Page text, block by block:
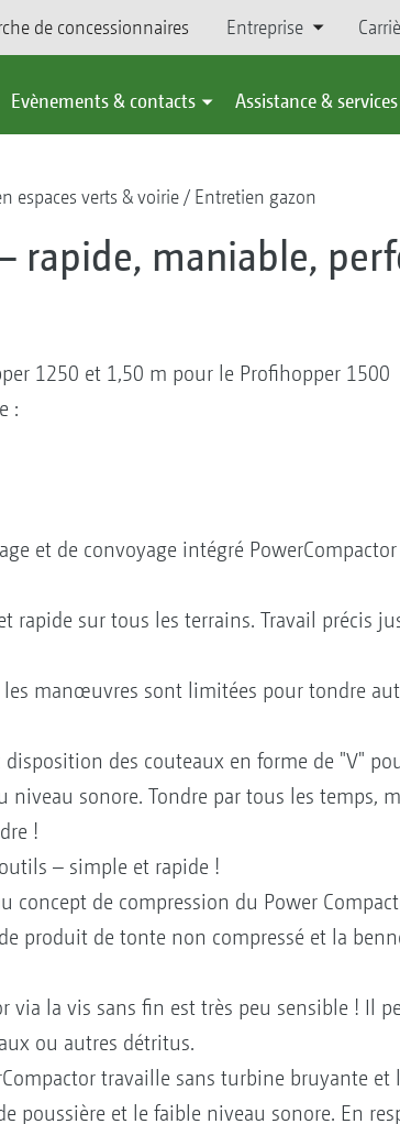
de concessionnaires Entreprise
Evènements & contacts Assistance & services
espaces verts & voirie Entretien gazon
rapide, maniable,
1250 et 1,50 m pour le Profihopper 1500
:
et de convoyage intégré
sur tous les terrains. Travail précis
les manœuvres sont limitées pour tondre
disposition des couteaux en forme de "V"
sonore. Tondre par tous les temps,
!
– simple et rapide !
concept de compression du Power
produit de tonte non compressé et la
via la vis sans fin est très peu sensible ! Il
ou autres détritus.
travaille sans turbine bruyante et
poussière et le faible niveau sonore. En